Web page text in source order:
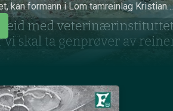
kan formann i Lom tamreinlag Kristian
prosjekt her på Fjuken-TV!